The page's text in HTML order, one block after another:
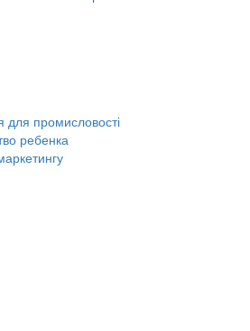
для промисловості
ребенка